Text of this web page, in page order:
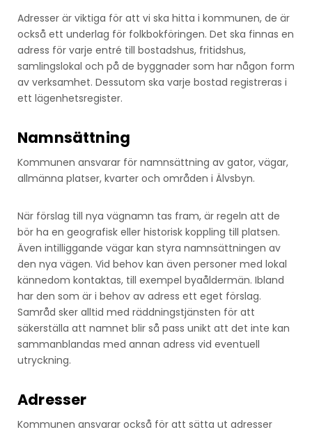
Adresser är viktiga för att vi ska hitta i kommunen, de är
också ett underlag för folkbokföringen. Det ska finnas en
adress för varje entré till bostadshus, fritidshus,
samlingslokal och på de byggnader som har någon form
av verksamhet. Dessutom ska varje bostad registreras i
ett lägenhetsregister.
Namnsättning
Kommunen ansvarar för namnsättning av gator, vägar,
allmänna platser, kvarter och områden i Älvsbyn.
När förslag till nya vägnamn tas fram, är regeln att de
bör ha en geografisk eller historisk koppling till platsen.
Även intilliggande vägar kan styra namnsättningen av
den nya vägen. Vid behov kan även personer med lokal
kännedom kontaktas, till exempel byaåldermän. Ibland
har den som är i behov av adress ett eget förslag.
Samråd sker alltid med räddningstjänsten för att
säkerställa att namnet blir så pass unikt att det inte kan
sammanblandas med annan adress vid eventuell
utryckning.
Adresser
Kommunen ansvarar också för att sätta ut adresser